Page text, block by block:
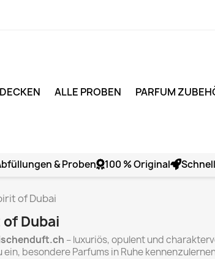
ALLE PROBEN PARFUM
& Proben 100 % Original
of Dubai
Dubai
– luxuriös, opulent und
besondere Parfums in Ruhe